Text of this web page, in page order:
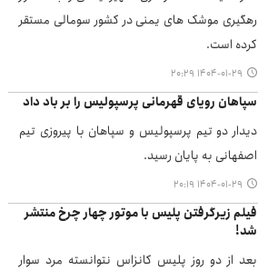
رهگیری موشک های یمنی در کشور سومالی مستقر
کرده است.
۱۴۰۴-۰۱-۲۹ ۲۰:۲۹
سپاهان رویای قهرمانی پرسپولیس را بر باد داد
دیدار دو تیم پرسپولیس و سپاهان با پیروزی تیم
اصفهانی به پایان رسید.
۱۴۰۴-۰۱-۲۹ ۲۰:۱۹
فیلم زیرگرفتن پلیس با موتور چهار چرخ منتشر
شد!
بعد از دو روز پلیس کانزاس نتوانسته مرد سوار